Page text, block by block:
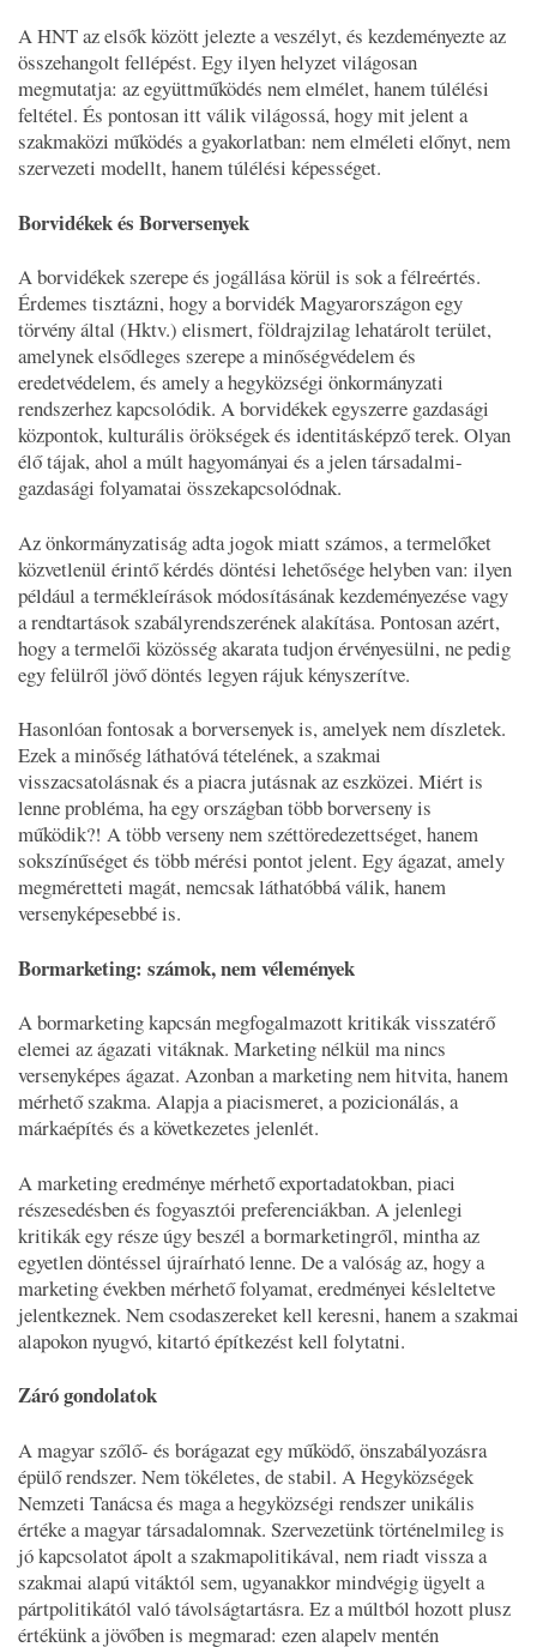
A HNT az elsők között jelezte a veszélyt, és kezdeményezte az
összehangolt fellépést. Egy ilyen helyzet világosan
megmutatja: az együttműködés nem elmélet, hanem túlélési
feltétel. És pontosan itt válik világossá, hogy mit jelent a
szakmaközi működés a gyakorlatban: nem elméleti előnyt, nem
szervezeti modellt, hanem túlélési képességet.
Borvidékek és Borversenyek
A borvidékek szerepe és jogállása körül is sok a félreértés.
Érdemes tisztázni, hogy a borvidék Magyarországon egy
törvény által (Hktv.) elismert, földrajzilag lehatárolt terület,
amelynek elsődleges szerepe a minőségvédelem és
eredetvédelem, és amely a hegyközségi önkormányzati
rendszerhez kapcsolódik. A borvidékek egyszerre gazdasági
központok, kulturális örökségek és identitásképző terek. Olyan
élő tájak, ahol a múlt hagyományai és a jelen társadalmi-
gazdasági folyamatai összekapcsolódnak.
Az önkormányzatiság adta jogok miatt számos, a termelőket
közvetlenül érintő kérdés döntési lehetősége helyben van: ilyen
például a termékleírások módosításának kezdeményezése vagy
a rendtartások szabályrendszerének alakítása. Pontosan azért,
hogy a termelői közösség akarata tudjon érvényesülni, ne pedig
egy felülről jövő döntés legyen rájuk kényszerítve.
Hasonlóan fontosak a borversenyek is, amelyek nem díszletek.
Ezek a minőség láthatóvá tételének, a szakmai
visszacsatolásnak és a piacra jutásnak az eszközei. Miért is
lenne probléma, ha egy országban több borverseny is
működik?! A több verseny nem széttöredezettséget, hanem
sokszínűséget és több mérési pontot jelent. Egy ágazat, amely
megméretteti magát, nemcsak láthatóbbá válik, hanem
versenyképesebbé is.
Bormarketing: számok, nem vélemények
A bormarketing kapcsán megfogalmazott kritikák visszatérő
elemei az ágazati vitáknak. Marketing nélkül ma nincs
versenyképes ágazat. Azonban a marketing nem hitvita, hanem
mérhető szakma. Alapja a piacismeret, a pozicionálás, a
márkaépítés és a következetes jelenlét.
A marketing eredménye mérhető exportadatokban, piaci
részesedésben és fogyasztói preferenciákban. A jelenlegi
kritikák egy része úgy beszél a bormarketingről, mintha az
egyetlen döntéssel újraírható lenne. De a valóság az, hogy a
marketing években mérhető folyamat, eredményei késleltetve
jelentkeznek. Nem csodaszereket kell keresni, hanem a szakmai
alapokon nyugvó, kitartó építkezést kell folytatni.
Záró gondolatok
A magyar szőlő- és borágazat egy működő, önszabályozásra
épülő rendszer. Nem tökéletes, de stabil. A Hegyközségek
Nemzeti Tanácsa és maga a hegyközségi rendszer unikális
értéke a magyar társadalomnak. Szervezetünk történelmileg is
jó kapcsolatot ápolt a szakmapolitikával, nem riadt vissza a
szakmai alapú vitáktól sem, ugyanakkor mindvégig ügyelt a
pártpolitikától való távolságtartásra. Ez a múltból hozott plusz
értékünk a jövőben is megmarad: ezen alapelv mentén